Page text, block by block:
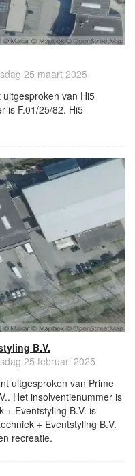
25 maart 2025
van Hi5
is F.01/25/82. Hi5
B.V.
25 februari 2025
uitgesproken van Prime
Het insolventienummer is
+ Eventstyling B.V. is
+ Eventstyling B.V.
recreatie.